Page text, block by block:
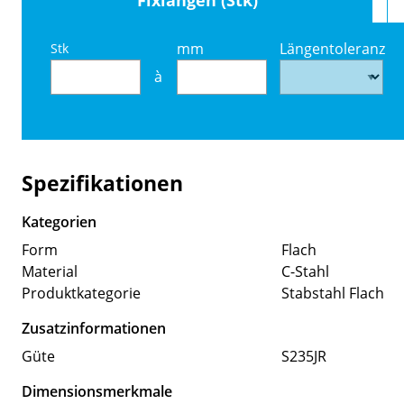
Stk
à
mm Längentoleranz
Spezifikationen
Kategorien
Form
Flach
Material
C-Stahl
Produktkategorie
Stabstahl Flach
Zusatzinformationen
Güte
S235JR
Dimensionsmerkmale